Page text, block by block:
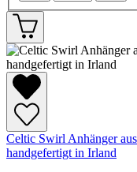
Celtic Swirl Anhänger
handgefertigt in Irland